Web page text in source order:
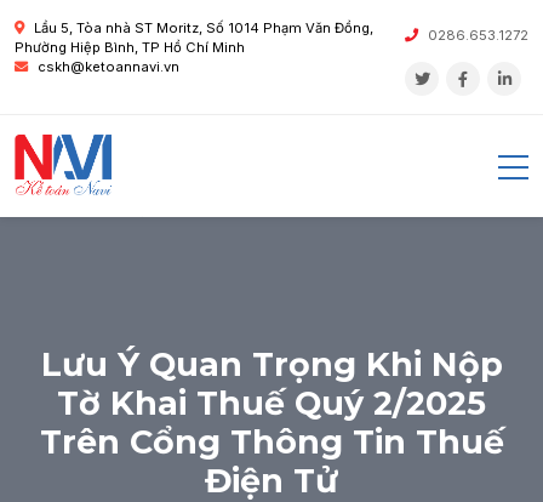
Lầu 5, Tòa nhà ST Moritz, Số 1014 Phạm Văn Đồng,
Phường Hiệp Bình, TP Hồ Chí Minh
cskh@ketoannavi.vn
0286.653.1272
Lưu Ý Quan Trọng Khi Nộp
Tờ Khai Thuế Quý 2/2025
Trên Cổng Thông Tin Thuế
Điện Tử